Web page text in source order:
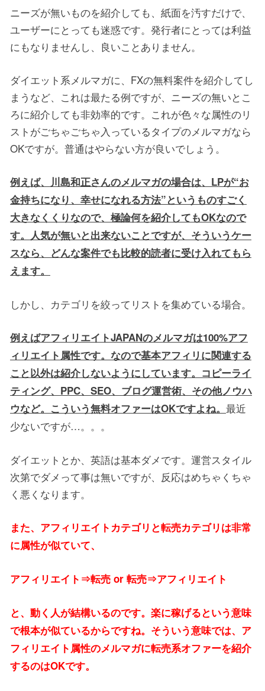
ニーズが無いものを紹介しても、紙面を汚すだけで、
ユーザーにとっても迷惑です。発行者にとっては利益
にもなりませんし、良いことありません。
ダイエット系メルマガに、FXの無料案件を紹介してし
まうなど、これは最たる例ですが、ニーズの無いとこ
ろに紹介しても非効率的です。これが色々な属性のリ
ストがごちゃごちゃ入っているタイプのメルマガなら
OKですが。普通はやらない方が良いでしょう。
例えば、川島和正さんのメルマガの場合は、LPが“お
金持ちになり、幸せになれる方法”というものすごく
大きなくくりなので、極論何を紹介してもOKなので
す。人気が無いと出来ないことですが、そういうケー
スなら、どんな案件でも比較的読者に受け入れてもら
えます。
しかし、カテゴリを絞ってリストを集めている場合。
例えばアフィリエイトJAPANのメルマガは100%アフ
ィリエイト属性です。なので基本アフィリに関連する
こと以外は紹介しないようにしています。コピーライ
ティング、PPC、SEO、ブログ運営術、その他ノウハ
ウなど。こういう無料オファーはOKですよね。 最近
少ないですが…。。。
ダイエットとか、英語は基本ダメです。運営スタイル
次第でダメって事は無いですが、反応はめちゃくちゃ
く悪くなります。
また、アフィリエイトカテゴリと転売カテゴリは非常
に属性が似ていて、
アフィリエイト⇒転売 or 転売⇒アフィリエイト
と、動く人が結構いるのです。楽に稼げるという意味
で根本が似ているからですね。そういう意味では、ア
フィリエイト属性のメルマガに転売系オファーを紹介
するのはOKです。